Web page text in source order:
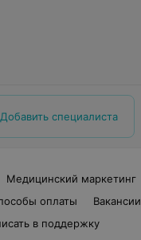
Добавить специалиста
Медицинский маркетинг
оплаты
Вакансии
в поддержку